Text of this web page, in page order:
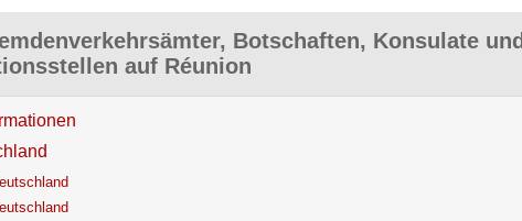
Botschaften, Konsulate und
auf Réunion